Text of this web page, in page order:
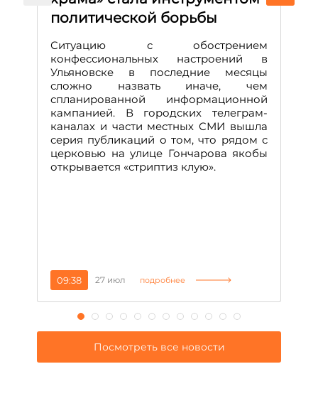
политической борьбы
Ситуацию с обострением
конфессиональных настроений в
Ульяновске в последние месяцы
сложно назвать иначе, чем
спланированной информационной
кампанией. В городских телеграм-
каналах и части местных СМИ вышла
серия публикаций о том, что рядом с
церковью на улице Гончарова якобы
открывается «стриптиз клую».
09:38 27 июл подробнее
Посмотреть все новости